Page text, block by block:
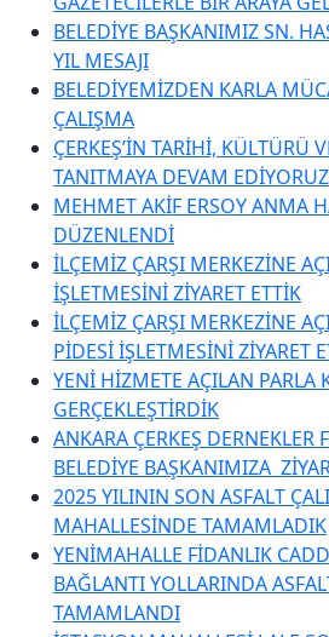
BELEDİYE BAŞKANIMIZ SN.
YIL MESAJI
BELEDİYEMİZDEN KARLA
ÇALIŞMA
ÇERKEŞ’İN TARİHİ, KÜLTÜRÜ
TANITMAYA DEVAM EDİYORUZ
MEHMET AKİF ERSOY ANMA
DÜZENLENDİ
İLÇEMİZ ÇARŞI MERKEZİNE
İŞLETMESİNİ ZİYARET ETTİK
İLÇEMİZ ÇARŞI MERKEZİNE
PİDESİ İŞLETMESİNİ ZİYARET
YENİ HİZMETE AÇILAN PARLA
GERÇEKLEŞTİRDİK
ANKARA ÇERKEŞ DERNEKLER
BELEDİYE BAŞKANIMIZA
2025 YILININ SON ASFALT
MAHALLESİNDE TAMAMLADIK
YENİMAHALLE FİDANLIK
BAĞLANTI YOLLARINDA
TAMAMLANDI